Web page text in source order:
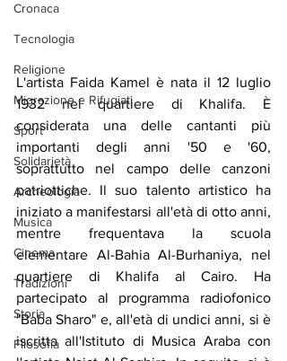
Cronaca
Tecnologia
Religione
Migrazione e Rifugiati
Sport
Solidarietà
Archeologia
Musica
Cinema
Tradizioni
Storia
Filosofia
L'artista Faida Kamel è nata il 12 luglio
1932 nel quartiere di Khalifa. È
considerata una delle cantanti più
importanti degli anni '50 e '60,
soprattutto nel campo delle canzoni
patriottiche. Il suo talento artistico ha
iniziato a manifestarsi all'età di otto anni,
mentre frequentava la scuola
elementare Al-Bahia Al-Burhaniya, nel
quartiere di Khalifa al Cairo. Ha
partecipato al programma radiofonico
"Baba Sharo" e, all'età di undici anni, si è
iscritta all'Istituto di Musica Araba con